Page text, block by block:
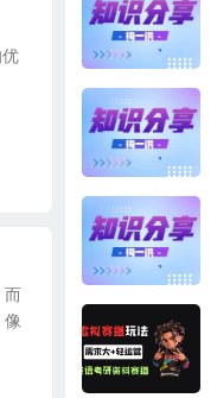
而
像